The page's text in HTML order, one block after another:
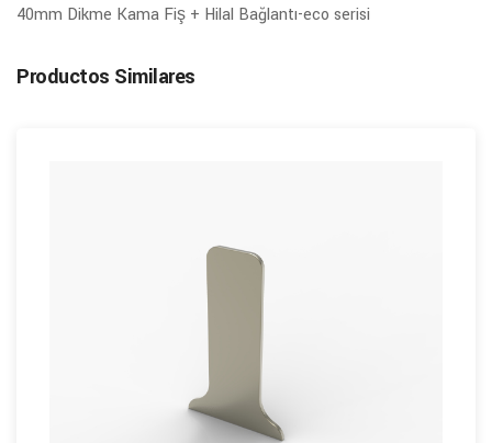
40mm Dikme Kama Fiş + Hilal Bağlantı-eco serisi
Productos Similares